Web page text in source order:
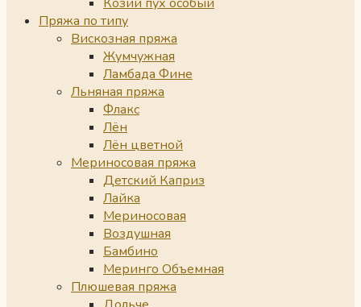
Пряжа по типу
Вискозная пряжа
Жумчужная
Ламбада Фине
Льняная пряжа
Флакс
Лён
Лён цветной
Мериносовая пряжа
Детский Каприз
Лайка
Мериносовая
Воздушная
Бамбино
Меринго Объемная
Плюшевая пряжа